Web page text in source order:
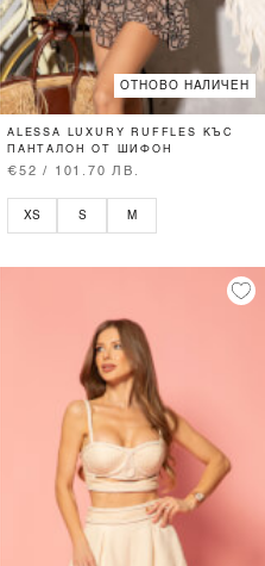
ОТНОВО НАЛИЧЕН
ALESSA LUXURY RUFFLES КЪС
ПАНТАЛОН ОТ ШИФОН
€52 / 101.70 ЛВ.
XS S M